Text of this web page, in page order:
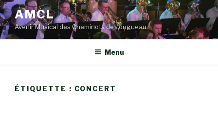
Aller
au
contenu
principal
AMCL
Avenir Musical des Cheminots de Longueau
Menu
ÉTIQUETTE : CONCERT